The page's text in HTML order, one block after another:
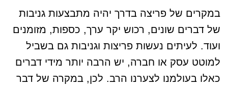
במקרים של פריצה בדרך יהיה מתבצעות גניבות
של דברים שונים, רכוש יקר ערך, כספות, מזומנים
ועוד. לעיתים נעשות פריצות וגניבות גם בשביל
למוטט עסק או חברה, יש הרבה יותר מידי דברים
כאלו בעולמנו לצערנו הרב. לכן, במקרה של דבר